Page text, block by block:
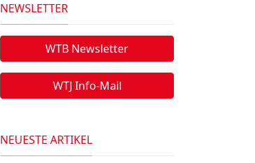
NEWSLETTER
WTB Newsletter
WTJ Info-Mail
NEUESTE ARTIKEL